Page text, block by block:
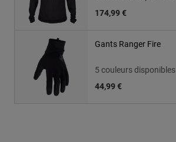
174,99 €
Gants Ranger Fire
5 couleurs disponibles
44,99 €